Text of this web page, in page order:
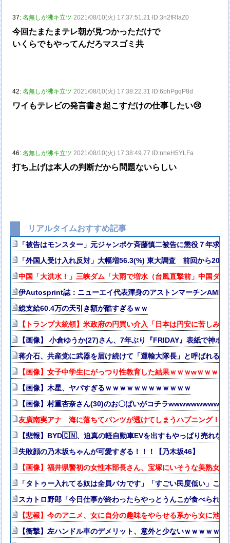
37:名無しが沸キ立ツ 2021/08/10(火) 17:37:51.21 ID:3n2fRlaZ0
今回たまたまテレ朝が見つかっただけで
いくらでもやってんだろマスゴミ共
42:名無しが沸キ立ツ 2021/08/10(火) 17:38:22.31 ID:6phPgqP8d
ワイもテレビの発言書き起こすだけの仕事したい😢
46:名無しが沸キ立ツ 2021/08/10(火) 17:38:49.77 ID:nheH5YLFa
打ち上げは本人の判断だから問題ないらしい
リアルタイムおすすめ記事
「被告はモンスター」元ジャンポケ斉藤慎二被告に懲役７年求
「外国人受け入れ反対」大幅増56.3(%) 東大調査 前回から20ポ
中国「大洪水！」三峡ダム「大雨で増水（台風直撃前」中国ダ
伊Autosprint誌：ニューエイ代表渾身のアストンマーチン
総支給60.4万の天引き額が酷すぎるｗｗ
【トランプ大統領】米政府の円買い介入「日本は円安に苦しみ
【画像】 小倉ゆうか(27)さん、7年ぶり『FRIDAY』表紙で神ボ
蒋介石、共産党に武器を届け続けて「運輸大隊長」と呼ばれる
【画像】女子中学生にがっつり性教育した結果ｗｗｗwｗｗｗｗ
【画像】木星、ヤバすぎるｗｗｗｗｗｗｗｗｗｗｗｗ
【画像】村重杏奈さん(30)のお〇ぱいがコチラ
友廣南実アナ 海に落ちてパンツが透けてしまうハプニング！！
【悲報】BYD🇨🇳、迫真の軽自動車EVを出すもやっぱり売れない
失敗顔の乃木坂ちゃんが可愛すぎる！！！【乃木坂46】
【画像】福井県警初の女性本部長さん、宝塚にいそうな美熟女
「タトゥー入れてる奴は全員バカです」「すごい民度低い」こ
スカトロ野郎「今日仕事が終わったらやっとうんこが食べられ
【悲報】今のアニメ、女に自分の趣味をやらせる系から女に池
【衝撃】左ハンドル車のデメリット、意外と少ないｗｗｗｗｗ